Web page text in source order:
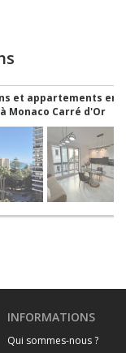
et appartements en
Monaco Carré d'Or
INFORMATIONS
Qui sommes-nous ?